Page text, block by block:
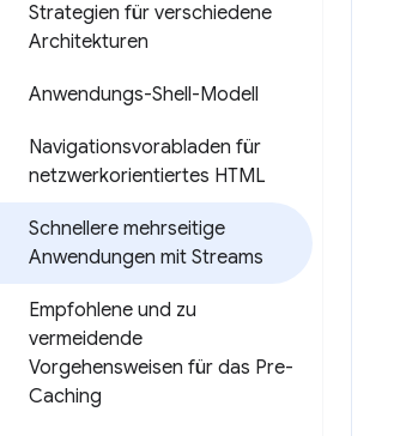
Strategien für verschiedene
Architekturen
Anwendungs-Shell-Modell
Navigationsvorabladen für
netzwerkorientiertes HTML
Schnellere mehrseitige
Anwendungen mit Streams
Empfohlene und zu
vermeidende
Vorgehensweisen für das Pre-
Caching